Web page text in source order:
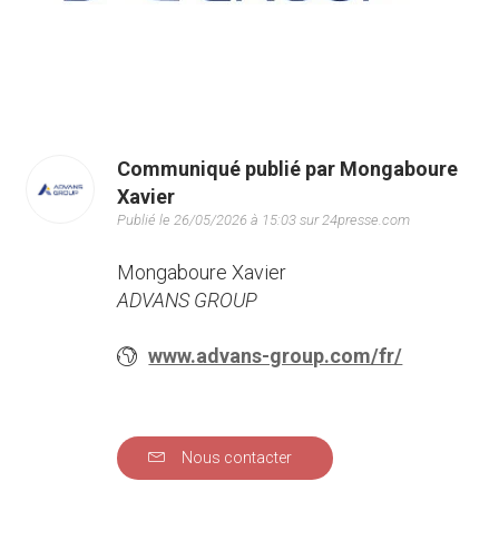
Communiqué publié par Mongaboure
Xavier
Publié le 26/05/2026 à 15:03 sur 24presse.com
Mongaboure Xavier
ADVANS GROUP
www.advans-group.com/fr/
Nous contacter